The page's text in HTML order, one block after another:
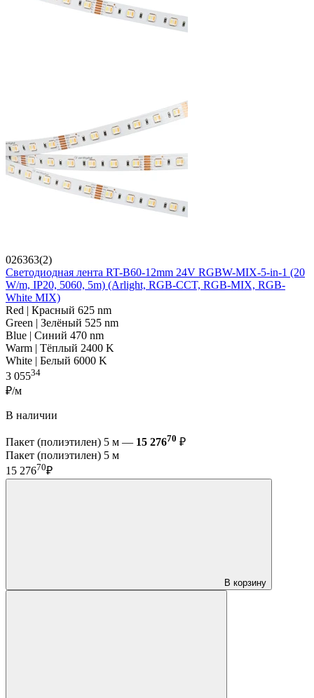
026363(2)
Светодиодная лента RT-B60-12mm 24V RGBW-MIX-5-in-1 (20
W/m, IP20, 5060, 5m) (Arlight, RGB-CCT, RGB-MIX, RGB-
White MIX)
Red | Красный 625 nm
Green | Зелёный 525 nm
Blue | Синий 470 nm
Warm | Тёплый 2400 K
White | Белый 6000 K
3 05534
₽/м
В наличии
Пакет (полиэтилен) 5 м — 15 27670 ₽
Пакет (полиэтилен) 5 м
15 27670₽
В корзину